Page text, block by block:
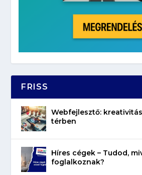
FRISS
Webfejlesztő:
térben
Híres cégek – Tudod,
foglalkoznak?